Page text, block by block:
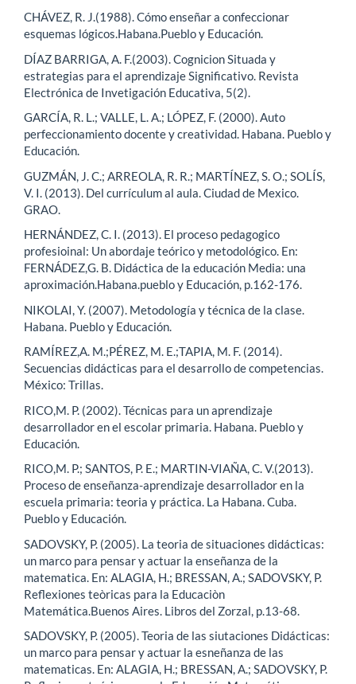
CHÁVEZ, R. J.(1988). Cómo enseñar a confeccionar
esquemas lógicos.Habana.Pueblo y Educación.
DÍAZ BARRIGA, A. F.(2003). Cognicion Situada y
estrategias para el aprendizaje Significativo. Revista
Electrónica de Invetigación Educativa, 5(2).
GARCÍA, R. L.; VALLE, L. A.; LÓPEZ, F. (2000). Auto
perfeccionamiento docente y creatividad. Habana. Pueblo y
Educación.
GUZMÁN, J. C.; ARREOLA, R. R.; MARTÍNEZ, S. O.; SOLÍS,
V. I. (2013). Del currículum al aula. Ciudad de Mexico.
GRAO.
HERNÁNDEZ, C. I. (2013). El proceso pedagogico
profesioinal: Un abordaje teórico y metodológico. En:
FERNÁDEZ,G. B. Didáctica de la educación Media: una
aproximación.Habana.pueblo y Educación, p.162-176.
NIKOLAI, Y. (2007). Metodología y técnica de la clase.
Habana. Pueblo y Educación.
RAMÍREZ,A. M.;PÉREZ, M. E.;TAPIA, M. F. (2014).
Secuencias didácticas para el desarrollo de competencias.
México: Trillas.
RICO,M. P. (2002). Técnicas para un aprendizaje
desarrollador en el escolar primaria. Habana. Pueblo y
Educación.
RICO,M. P.; SANTOS, P. E.; MARTIN-VIAÑA, C. V.(2013).
Proceso de enseñanza-aprendizaje desarrollador en la
escuela primaria: teoria y práctica. La Habana. Cuba.
Pueblo y Educación.
SADOVSKY, P. (2005). La teoria de situaciones didácticas:
un marco para pensar y actuar la enseñanza de la
matematica. En: ALAGIA, H.; BRESSAN, A.; SADOVSKY, P.
Reflexiones teòricas para la Educaciòn
Matemática.Buenos Aires. Libros del Zorzal, p.13-68.
SADOVSKY, P. (2005). Teoria de las siutaciones Didácticas:
un marco para pensar y actuar la esneñanza de las
matematicas. En: ALAGIA, H.; BRESSAN, A.; SADOVSKY, P.